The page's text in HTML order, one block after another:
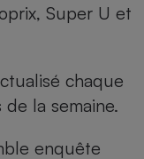
Super U et
chaque
la semaine.
enquête